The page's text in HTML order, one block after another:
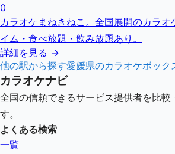
0
カラオケまねきねこ。全国展開のカラオ
イム・食べ放題・飲み放題あり。
詳細を見る →
他の駅から探す愛媛県のカラオケボック
カラオケナビ
全国の信頼できるサービス提供者を比較
す。
よくある検索
一覧